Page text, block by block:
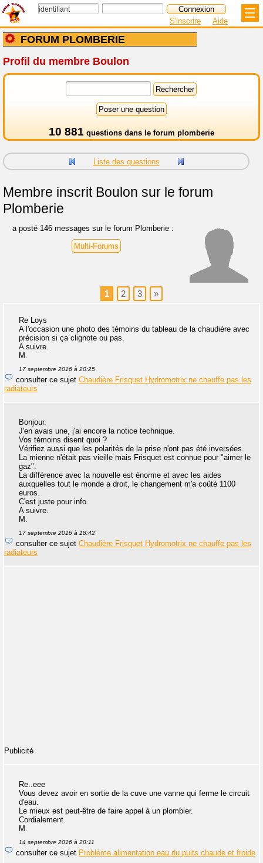
FORUM PLOMBERIE
S'inscrire Aide
Profil du membre Boulon
10 881 questions dans le forum plomberie
Liste des questions
Membre inscritBoulon sur le forum
Plomberie
a posté 146 messages sur le forum Plomberie :
Multi-Forums
1 2 3 »
Re Loys
A l'occasion une photo des témoins du tableau de la chaudière avec
précision si ça clignote ou pas.
A suivre.
M.
17 septembre 2016 à 20:25
consulter ce sujet Chaudière Frisquet Hydromotrix ne chauffe pas les
radiateurs
Bonjour.
J'en avais une, j'ai encore la notice technique.
Vos témoins disent quoi ?
Vérifiez aussi que les polarités de la prise n'ont pas été inversées.
La mienne n'était pas vieille mais Frisquet est connue pour "aimer le
gaz".
La différence avec la nouvelle est énorme et avec les aides
auxquelles tout le monde a droit, le changement m'a coûté 1100
euros.
C'est juste pour info.
A suivre.
M.
17 septembre 2016 à 18:42
consulter ce sujet Chaudière Frisquet Hydromotrix ne chauffe pas les
radiateurs
Publicité
Re..eee
Vous devez avoir en sortie de la cuve une vanne qui ferme le circuit
d'eau.
Le mieux est peut-être de faire appel à un plombier.
Cordialement.
M.
14 septembre 2016 à 20:11
consulter ce sujet Problème alimentation eau du puits chaude et froide